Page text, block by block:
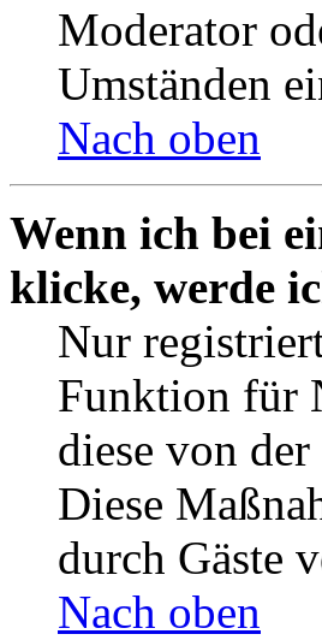
Moderator
Umständen
Nach oben
Wenn ich bei
klicke, werde
Nur
Funktion für
diese von
Diese
durch Gäste
Nach oben